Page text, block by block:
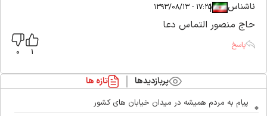
ناشناس|
|۱۷:۲۵ - ۱۳۹۳/۰۸/۱۳
حاج منصور التماس دعا
پاسخ
پربازدیدها تازه ها
پیام به مردم همیشه در میدان خیابان های کشور